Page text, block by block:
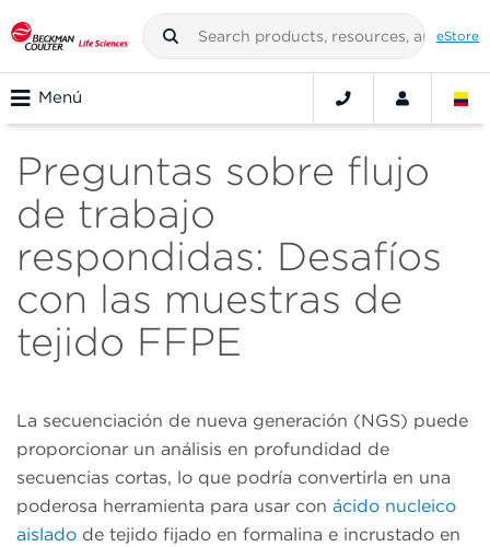
eStore
Menú
Preguntas sobre flujo
de trabajo
respondidas: Desafíos
con las muestras de
tejido FFPE
La secuenciación de nueva generación (NGS) puede
proporcionar un análisis en profundidad de
secuencias cortas, lo que podría convertirla en una
poderosa herramienta para usar con ácido nucleico
aislado de tejido fijado en formalina e incrustado en